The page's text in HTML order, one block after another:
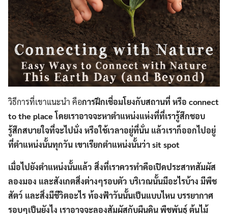
วิธีการที่เขาแนะนำ คือการฝึกเชื่อมโยงกับสถานที่ หรือ connect
to the place โดยเราอาจจะหาตำแหน่งแห่งที่ที่เรารู้สึกชอบ
รู้สึกสบายใจที่จะไปนั่ง หรือใช้เวลาอยู่ที่นั่น แล้วเราก็ออกไปอยู่
ที่ตำแหน่งนั้นทุกวัน เขาเรียกตำแหน่งนั้นว่า sit spot
เมื่อไปยังตำแหน่งนั้นแล้ว สิ่งที่เราควรทำคือเปิดประสาทสัมผัส
ลองมอง และสังเกตสิ่งต่างๆรอบตัว บริเวณนั้นมีอะไรบ้าง มีพืช
สัตว์ และสิ่งมีชีวิตอะไร ท้องฟ้าวันนั้นเป็นแบบไหน บรรยากาศ
รอบๆเป็นยังไง เราอาจจะลองสัมผัสกับผืนดิน พืชพันธุ์ ต้นไม้